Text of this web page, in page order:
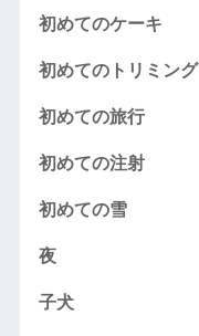
初めてのケーキ
初めてのトリミング
初めての旅行
初めての注射
初めての雪
夜
子犬